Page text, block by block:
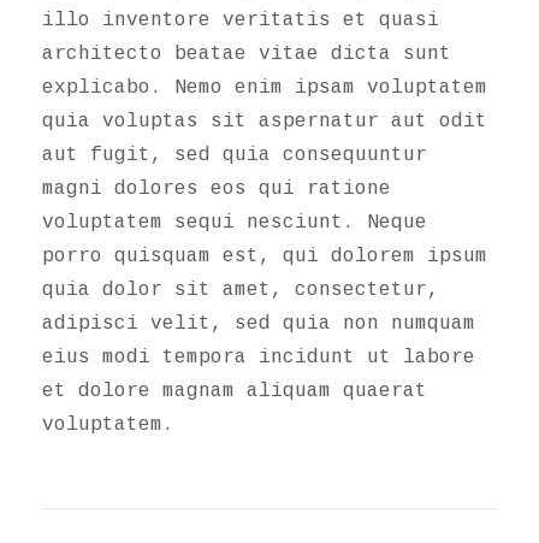
illo inventore veritatis et quasi
architecto beatae vitae dicta sunt
explicabo. Nemo enim ipsam voluptatem
quia voluptas sit aspernatur aut odit
aut fugit, sed quia consequuntur
magni dolores eos qui ratione
voluptatem sequi nesciunt. Neque
porro quisquam est, qui dolorem ipsum
quia dolor sit amet, consectetur,
adipisci velit, sed quia non numquam
eius modi tempora incidunt ut labore
et dolore magnam aliquam quaerat
voluptatem.